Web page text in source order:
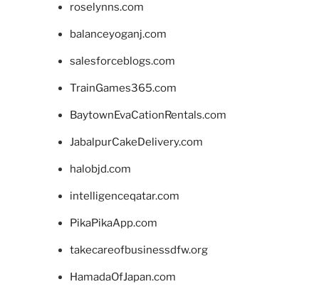
roselynns.com
balanceyoganj.com
salesforceblogs.com
TrainGames365.com
BaytownEvaCationRentals.com
JabalpurCakeDelivery.com
halobjd.com
intelligenceqatar.com
PikaPikaApp.com
takecareofbusinessdfw.org
HamadaOfJapan.com